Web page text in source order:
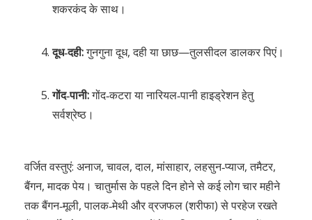
शकरकंद के साथ।
दूध‑दही:गुनगुना दूध, दही या छाछ—तुलसीदल डालकर पिएं।
गोंद‑पानी:गोंद‑कटरा या नारियल‑पानी हाइड्रेशन हेतु
सर्वश्रेष्ठ।
वर्जित वस्तुएं: अनाज, चावल, दाल, मांसाहार, लहसुन‑प्याज, तमैटर,
बैंगन, मादक पेय। चातुर्मास के पहले दिन होने से कई लोग चार महीने
तक बैंगन‑मूली, पालक‑मेथी और व्रजफल (शरीफा) से परहेज रखते